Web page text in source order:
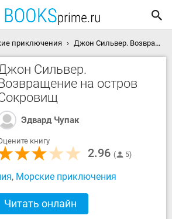
приключения Джон Сильвер. Возвращение на остров Сокровищ скачать книгу
Сильвер.
на остров
Эдвард Чупак
книгу
2.96 5
, Морские приключения
Читать онлайн